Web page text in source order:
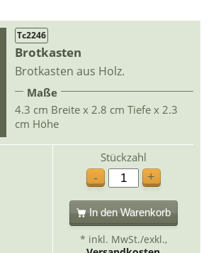
Tc2246
Brotkasten
Brotkasten aus Holz.
Maße
4.3 cm Breite x 2.8 cm Tiefe x 2.3
cm Höhe
Stückzahl
-
+
In den Warenkorb
* inkl. MwSt./exkl.,